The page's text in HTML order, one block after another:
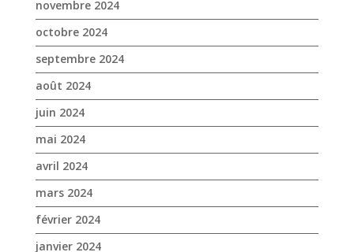
juin 2024
mai 2024
avril 2024
mars 2024
février 2024
janvier 2024
décembre 2023
novembre 2023
octobre 2023